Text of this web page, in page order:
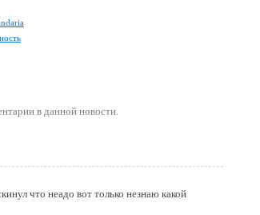
в данной новости.
что неадо вот только незнаю какой